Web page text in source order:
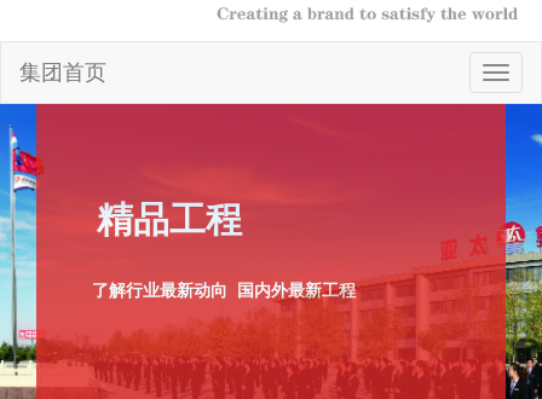
集团首页
精品工程
了解行业最新动向 国内外最新工程